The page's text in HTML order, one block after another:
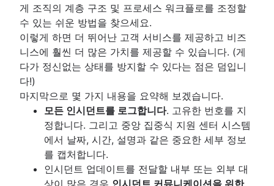
게 조직의 계층 구조 및 프로세스 워크플로를 조정할
수 있는 쉬운 방법을 찾으세요.
이렇게 하면 더 뛰어난 고객 서비스를 제공하고 비즈
니스에 훨씬 더 많은 가치를 제공할 수 있습니다. (게
다가 정신없는 상태를 방지할 수 있다는 점은 덤입니
다!)
마지막으로 몇 가지 내용을 요약해 보겠습니다.
모든 인시던트를 로그합니다. 고유한 번호를 지
정합니다. 그리고 중앙 집중식 지원 센터 시스템
에서 날짜, 시간, 설명과 같은 중요한 세부 정보
를 캡처합니다.
인시던트 업데이트를 전달할 내부 또는 외부 대
상이 많은 경우 인시던트 커뮤니케이션을 위한